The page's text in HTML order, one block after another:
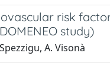
risk
study)
A. Visonà